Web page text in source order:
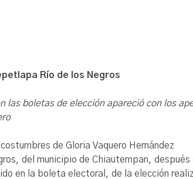
Río de los Negros
las boletas de elección apareció con los
de Gloria Vaquero Hernández
del municipio de Chiautempan, después
en la boleta electoral, de la elección